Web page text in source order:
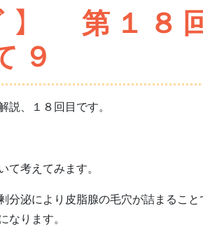
ﾞ】 第１
９
、１８回目です。
考えてみます。
泌により皮脂腺の毛穴が詰まるこ
ります。